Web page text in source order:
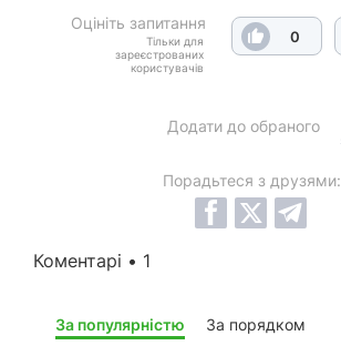
Оцініть запитання
Тільки для
зареєстрованих
користувачів
0
Додати до обраного
Порадьтеся з друзями:
Коментарі • 1
За популярністю За порядком